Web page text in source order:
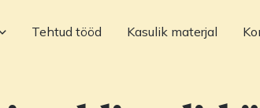
Tehtud tööd Kasulik materjal